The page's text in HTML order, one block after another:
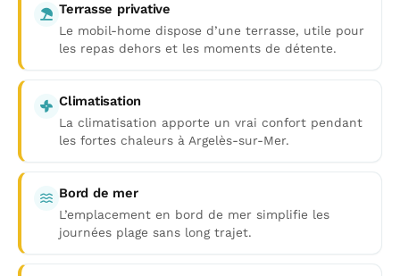
Terrasse privative
Le mobil-home dispose d’une terrasse, utile pour
les repas dehors et les moments de détente.
Climatisation
La climatisation apporte un vrai confort pendant
les fortes chaleurs à Argelès-sur-Mer.
Bord de mer
L’emplacement en bord de mer simplifie les
journées plage sans long trajet.